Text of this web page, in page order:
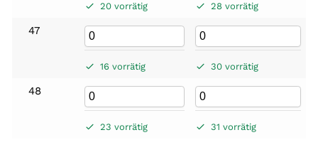
20 vorrätig 28 vorrätig
47
16 vorrätig 30 vorrätig
48
23 vorrätig 31 vorrätig